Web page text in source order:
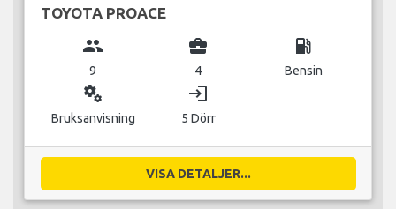
TOYOTA PROACE
group
9
business_center
4
local_gas_station
Bensin
miscellaneous_services
Bruksanvisning
login
5 Dörr
VISA DETALJER...